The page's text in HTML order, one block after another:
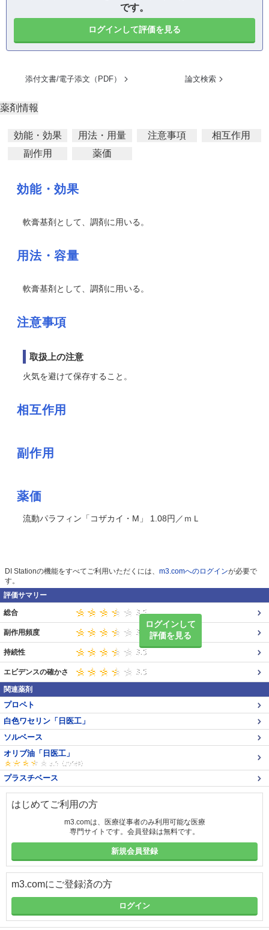
です。
ログインして評価を見る
添付文書/電子添文（PDF） 論文検索
薬剤情報
効能・効果 用法・用量 注意事項
相互作用
副作用
薬価
効能・効果
軟膏基剤として、調剤に用いる。
用法・容量
軟膏基剤として、調剤に用いる。
注意事項
取扱上の注意
火気を避けて保存すること。
相互作用
副作用
薬価
流動パラフィン「コザカイ・M」 1.08円／ｍＬ
DI Stationの機能をすべてご利用いただくには、 m3.comへのログインが必要で
す。
評価サマリー
ログインして
評価を見る
総合
副作用頻度
持続性
エビデンスの確かさ
関連薬剤
プロペト
白色ワセリン「日医工」
ソルベース
オリブ油「日医工」
プラスチベース
はじめてご利用の方
m3.comは、医療従事者のみ利用可能な医療
専門サイトです。会員登録は無料です。
新規会員登録
m3.comにご登録済の方
ログイン